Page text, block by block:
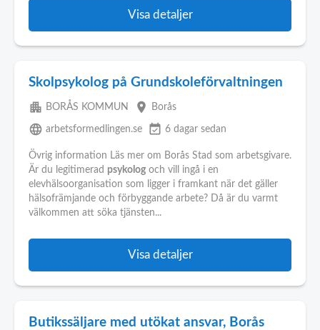
Visa detaljer
Skolpsykolog på Grundskoleförvaltningen
apartment BORÅS KOMMUN place Borås
language arbetsformedlingen.se event_available 6 dagar sedan
Övrig information Läs mer om Borås Stad som arbetsgivare.
Är du legitimerad psykolog och vill ingå i en
elevhälsoorganisation som ligger i framkant när det gäller
hälsofrämjande och förbyggande arbete? Då är du varmt
välkommen att söka tjänsten...
Visa detaljer
Butikssäljare med utökat ansvar, Borås